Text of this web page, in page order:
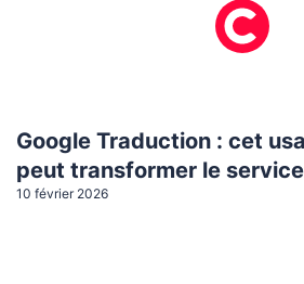
Google Traduction : cet
peut transformer le
10 février 2026